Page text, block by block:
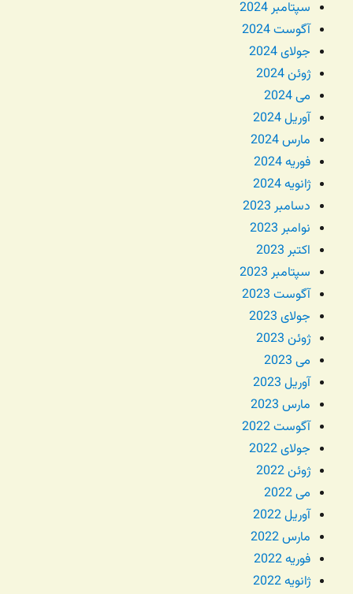
سپتامبر 2024
آگوست 2024
جولای 2024
ژوئن 2024
می 2024
آوریل 2024
مارس 2024
فوریه 2024
ژانویه 2024
دسامبر 2023
نوامبر 2023
اکتبر 2023
سپتامبر 2023
آگوست 2023
جولای 2023
ژوئن 2023
می 2023
آوریل 2023
مارس 2023
آگوست 2022
جولای 2022
ژوئن 2022
می 2022
آوریل 2022
مارس 2022
فوریه 2022
ژانویه 2022